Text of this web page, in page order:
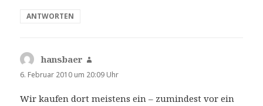
ANTWORTEN
hansbaer
6. Februar 2010 um 20:09 Uhr
Wir kaufen dort meistens ein – zumindest vor ein